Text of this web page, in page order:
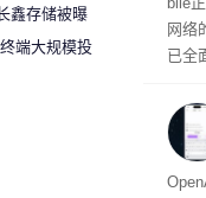
网络
已全
报
将彻
算
鑫存储被曝
发基地
端大规模投